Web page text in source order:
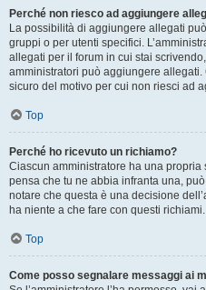
Perché non riesco ad aggiungere
La possibilità di aggiungere allegati
gruppi o per utenti specifici.
allegati per il forum in cui stai
amministratori può aggiungere allegati.
sicuro del motivo per cui non riesci ad
Top
Perché ho ricevuto un richiamo?
Ciascun amministratore ha una
pensa che tu ne abbia infranta una,
notare che questa è una decisione
ha niente a che fare con questi richiami.
Top
Come posso segnalare messaggi ai